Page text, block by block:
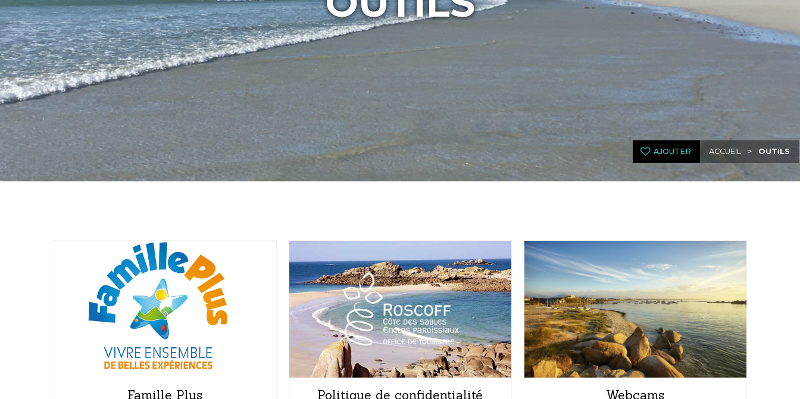
AJOUTER ACCUEIL > OUTILS
Famille Plus Politique de confidentialité Webcams